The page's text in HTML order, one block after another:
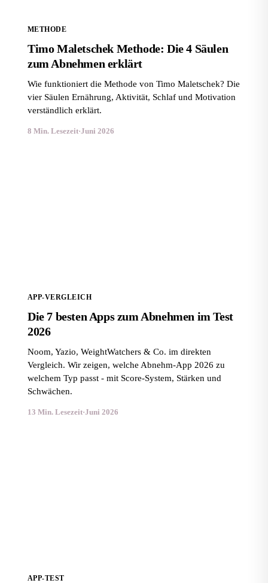
METHODE
Timo Maletschek Methode: Die 4 Säulen
zum Abnehmen erklärt
Wie funktioniert die Methode von Timo Maletschek? Die
vier Säulen Ernährung, Aktivität, Schlaf und Motivation
verständlich erklärt.
8 Min. Lesezeit·Juni 2026
APP-VERGLEICH
Die 7 besten Apps zum Abnehmen im Test
2026
Noom, Yazio, WeightWatchers & Co. im direkten
Vergleich. Wir zeigen, welche Abnehm-App 2026 zu
welchem Typ passt - mit Score-System, Stärken und
Schwächen.
13 Min. Lesezeit·Juni 2026
APP-TEST